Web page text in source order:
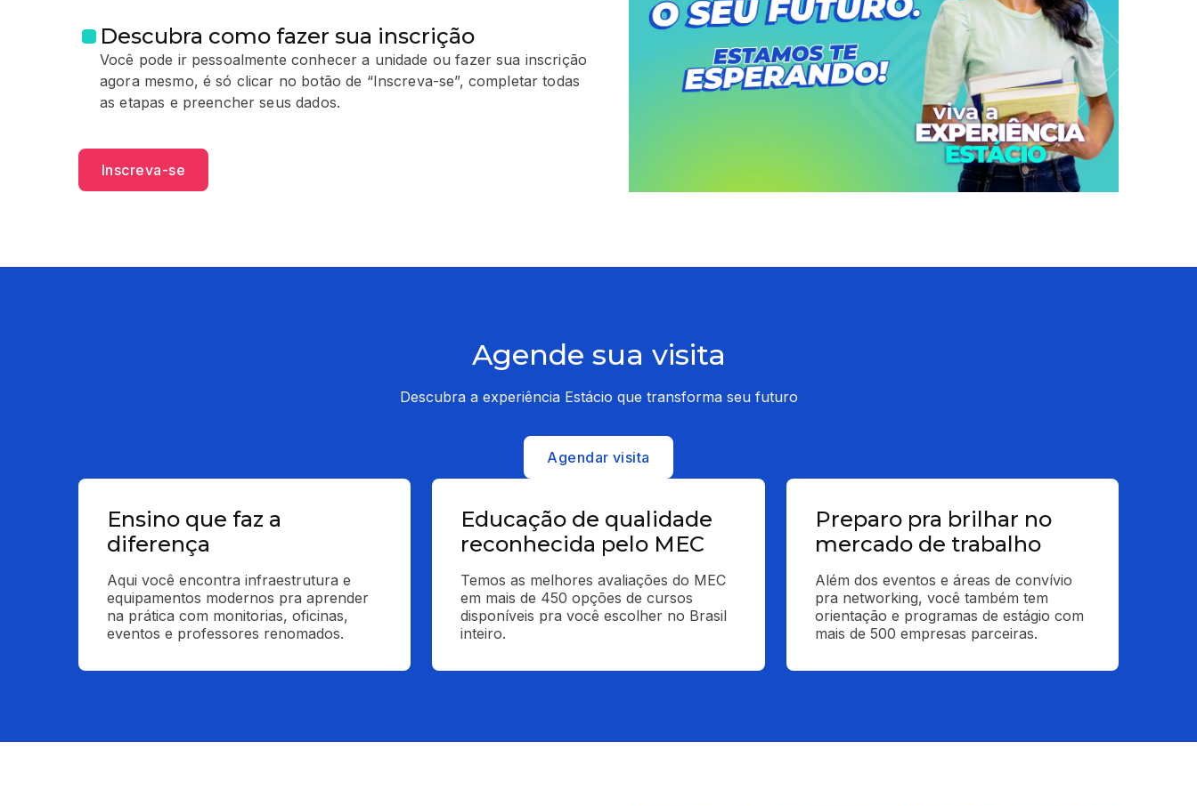
Descubra como fazer sua inscrição
Você pode ir pessoalmente conhecer a unidade ou fazer sua inscrição
agora mesmo, é só clicar no botão de “Inscreva-se”, completar todas
as etapas e preencher seus dados.
Inscreva-se
Agende sua visita
Descubra a experiência Estácio que transforma seu futuro
Agendar visita
Ensino que faz a
diferença
Aqui você encontra infraestrutura e
equipamentos modernos pra aprender
na prática com monitorias, oficinas,
eventos e professores renomados.
Educação de qualidade
reconhecida pelo MEC
Temos as melhores avaliações do MEC
em mais de 450 opções de cursos
disponíveis pra você escolher no Brasil
inteiro.
Preparo pra brilhar no
mercado de trabalho
Além dos eventos e áreas de convívio
pra networking, você também tem
orientação e programas de estágio com
mais de 500 empresas parceiras.